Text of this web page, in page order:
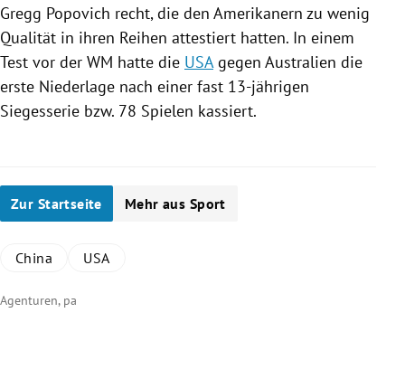
Gregg Popovich recht, die den Amerikanern zu wenig
Qualität in ihren Reihen attestiert hatten. In einem
Test vor der WM hatte die USAgegen Australien die
erste Niederlage nach einer fast 13-jährigen
Siegesserie bzw. 78 Spielen kassiert.
Zur Startseite Mehr aus Sport
China USA
Agenturen, pa